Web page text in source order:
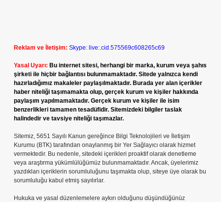
Reklam ve İletişim: Skype: live:.cid.575569c608265c69
Yasal Uyarı: Bu internet sitesi, herhangi bir marka, kurum veya şahıs
şirketi ile hiçbir bağlantısı bulunmamaktadır. Sitede yalnızca kendi
hazırladığımız makaleler paylaşılmaktadır. Burada yer alan içerikler
haber niteliği taşımamakta olup, gerçek kurum ve kişiler hakkında
paylaşım yapılmamaktadır. Gerçek kurum ve kişiler ile isim
benzerlikleri tamamen tesadüfidir. Sitemizdeki bilgiler taslak
halindedir ve tavsiye niteliği taşımazlar.
Sitemiz, 5651 Sayılı Kanun gereğince Bilgi Teknolojileri ve İletişim
Kurumu (BTK) tarafından onaylanmış bir Yer Sağlayıcı olarak hizmet
vermektedir. Bu nedenle, sitedeki içerikleri proaktif olarak denetleme
veya araştırma yükümlülüğümüz bulunmamaktadır. Ancak, üyelerimiz
yazdıkları içeriklerin sorumluluğunu taşımakta olup, siteye üye olarak bu
sorumluluğu kabul etmiş sayılırlar.
Hukuka ve yasal düzenlemelere aykırı olduğunu düşündüğünüz